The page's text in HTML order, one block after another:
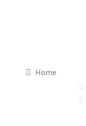
Home